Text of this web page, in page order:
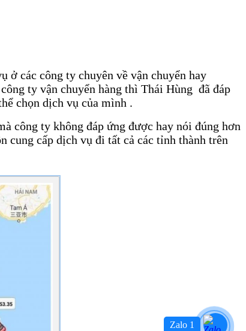
ở các công ty chuyên về vận chuyển hay
ty vận chuyển hàng thì Thái Hùng đã đáp
chọn dịch vụ của mình .
công ty không đáp ứng được hay nói đúng hơn
cung cấp dịch vụ đi tất cả các tỉnh thành trên
Zalo 1